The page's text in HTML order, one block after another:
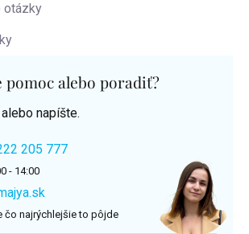
otázky
pomoc alebo poradiť?
napíšte.
205 777
- 14:00
čo najrýchlejšie to pôjde